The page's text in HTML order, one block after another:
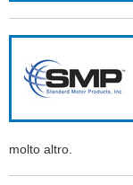
molto altro.